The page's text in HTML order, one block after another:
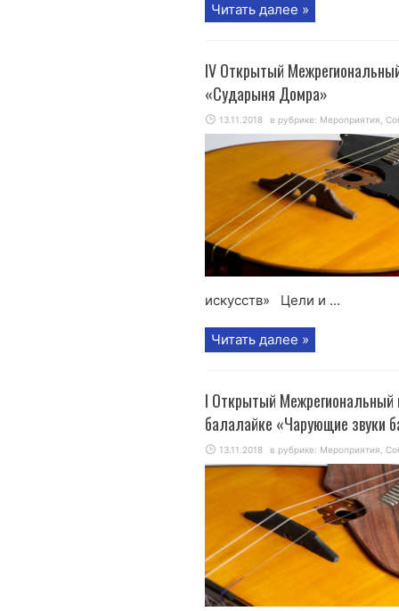
Читать далее »
IV Открытый
«Сударыня Домра»
13.11.2018 в рубрике: Мероприятия
искусств» Цели и ...
Читать далее »
I Открытый
балалайке «Чарующие звуки
13.11.2018 в рубрике: Мероприятия